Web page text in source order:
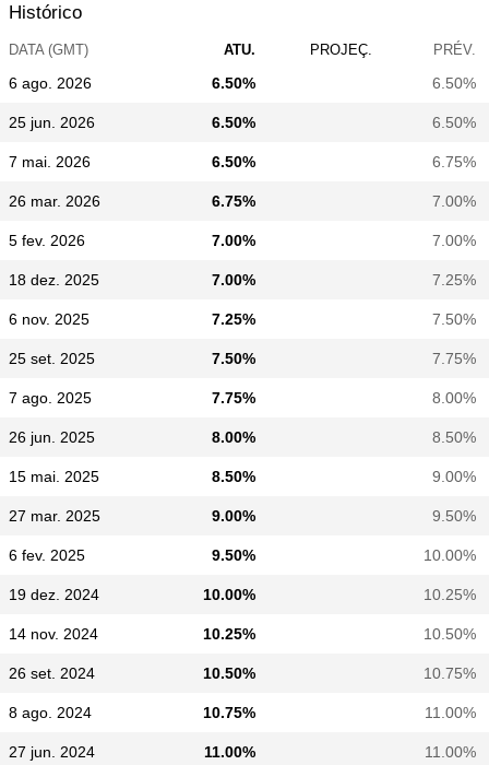
Histórico
DATA (GMT) ATU. PROJEÇ. PRÉV.
6 ago. 2026 6.50% 6.50%
25 jun. 2026 6.50% 6.50%
7 mai. 2026 6.50% 6.75%
26 mar. 2026 6.75% 7.00%
5 fev. 2026 7.00% 7.00%
18 dez. 2025 7.00% 7.25%
6 nov. 2025 7.25% 7.50%
25 set. 2025 7.50% 7.75%
7 ago. 2025 7.75% 8.00%
26 jun. 2025 8.00% 8.50%
15 mai. 2025 8.50% 9.00%
27 mar. 2025 9.00% 9.50%
6 fev. 2025 9.50% 10.00%
19 dez. 2024 10.00% 10.25%
14 nov. 2024 10.25% 10.50%
26 set. 2024 10.50% 10.75%
8 ago. 2024 10.75% 11.00%
27 jun. 2024 11.00% 11.00%